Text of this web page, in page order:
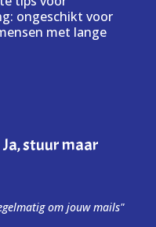
ongeschikt voor
met lange
om jouw mails"